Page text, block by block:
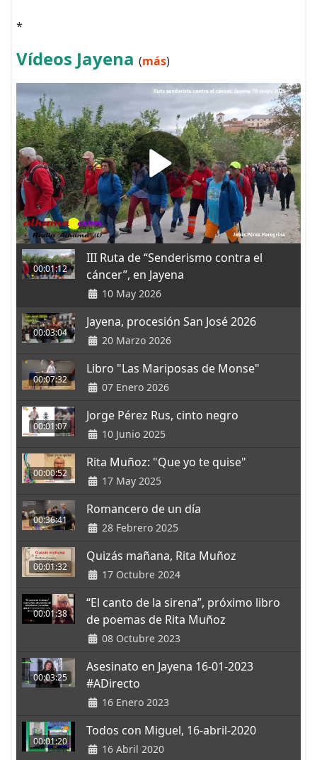
*
Vídeos Jayena (más)
00:01:12
III Ruta de “Senderismo contra el
cáncer”, en Jayena
10 May 2026
00:03:04
Jayena, procesión San José 2026
20 Marzo 2026
00:07:32
Libro "Las Mariposas de Monse"
07 Enero 2026
00:01:07
Jorge Pérez Rus, cinto negro
10 Junio 2025
00:00:52
Rita Muñoz: "Que yo te quise"
17 May 2025
00:36:41
Romancero de un día
28 Febrero 2025
00:01:32
Quizás mañana, Rita Muñoz
17 Octubre 2024
00:01:38
“El canto de la sirena”, próximo libro
de poemas de Rita Muñoz
08 Octubre 2023
00:03:25
Asesinato en Jayena 16-01-2023
#ADirecto
16 Enero 2023
00:01:20
Todos con Miguel, 16-abril-2020
16 Abril 2020